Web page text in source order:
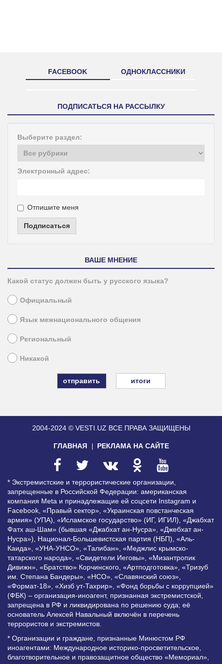
FACEBOOK ОДНОКЛАССНИКИ
ПОДПИСАТЬСЯ НА РАССЫЛКУ
Выберите раздел:
Электронный адрес:
Отпишите меня
Подписаться
ВАШЕ МНЕНИЕ
Какой статус должен быть у русского языка?
Официальный
Язык межнационального общения
Региональный
Никакой
итоги
2004-2024 © VESTI.UZ ВСЕ ПРАВА ЗАЩИЩЕНЫ
ГЛАВНАЯ РЕКЛАМА НА САЙТЕ
* Экстремистские и террористические организации,
запрещенные в Российской Федерации: американская
компания Meta и принадлежащие ей соцсети Instagram и
Facebook, «Правый сектор», «Украинская повстанческая
армия» (УПА), «Исламское государство» (ИГ, ИГИЛ), «Джабхат
Фатх аш-Шам» (бывшая «Джабхат ан-Нусра», «Джебхат ан-
Нусра»), Национал-Большевистская партия (НБП), «Аль-
Каида», «УНА-УНСО», «Талибан», «Меджлис крымско-
татарского народа», «Свидетели Иеговы», «Мизантропик
Дивижн», «Братство» Корчинского, «Артподготовка», «Тризуб
им. Степана Бандеры», «НСО», «Славянский союз»,
«Формат-18», «Хизб ут-Тахрир», «Фонд борьбы с коррупцией»
(ФБК) – организация-иноагент, признанная экстремистской,
запрещена в РФ и ликвидирована по решению суда; её
основатель Алексей Навальный включён в перечень
террористов и экстремистов.
* Организации и граждане, признанные Минюстом РФ
иноагентами: Международное историко-просветительское,
благотворительное и правозащитное общество «Мемориал»,